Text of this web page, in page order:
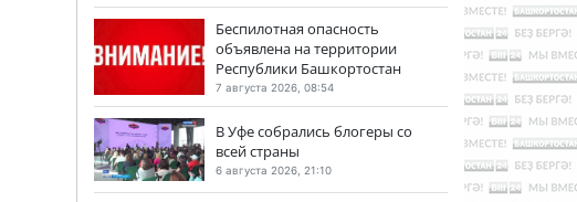
Беспилотная опасность
объявлена на территории
Республики Башкортостан
7 августа 2026, 08:54
В Уфе собрались блогеры со
всей страны
6 августа 2026, 21:10